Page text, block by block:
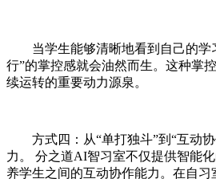
当学生能够清晰地看到自己的学
行”的掌控感就会油然而生。这种掌
续运转的重要动力源泉。
方式四：从“单打独斗”到“互动
力。 分之道AI智习室不仅提供智能
养学生之间的互动协作能力。在自